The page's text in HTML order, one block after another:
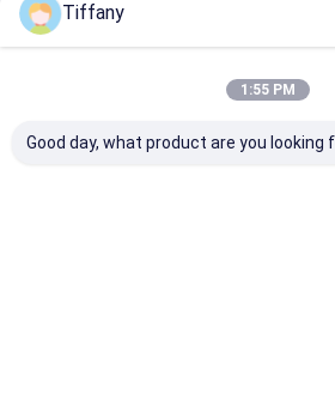
Schermo di visualizzazione della
Schermo LED sullo sfondo del
Tiffany
1:55 PM
Good day, what product are you looking